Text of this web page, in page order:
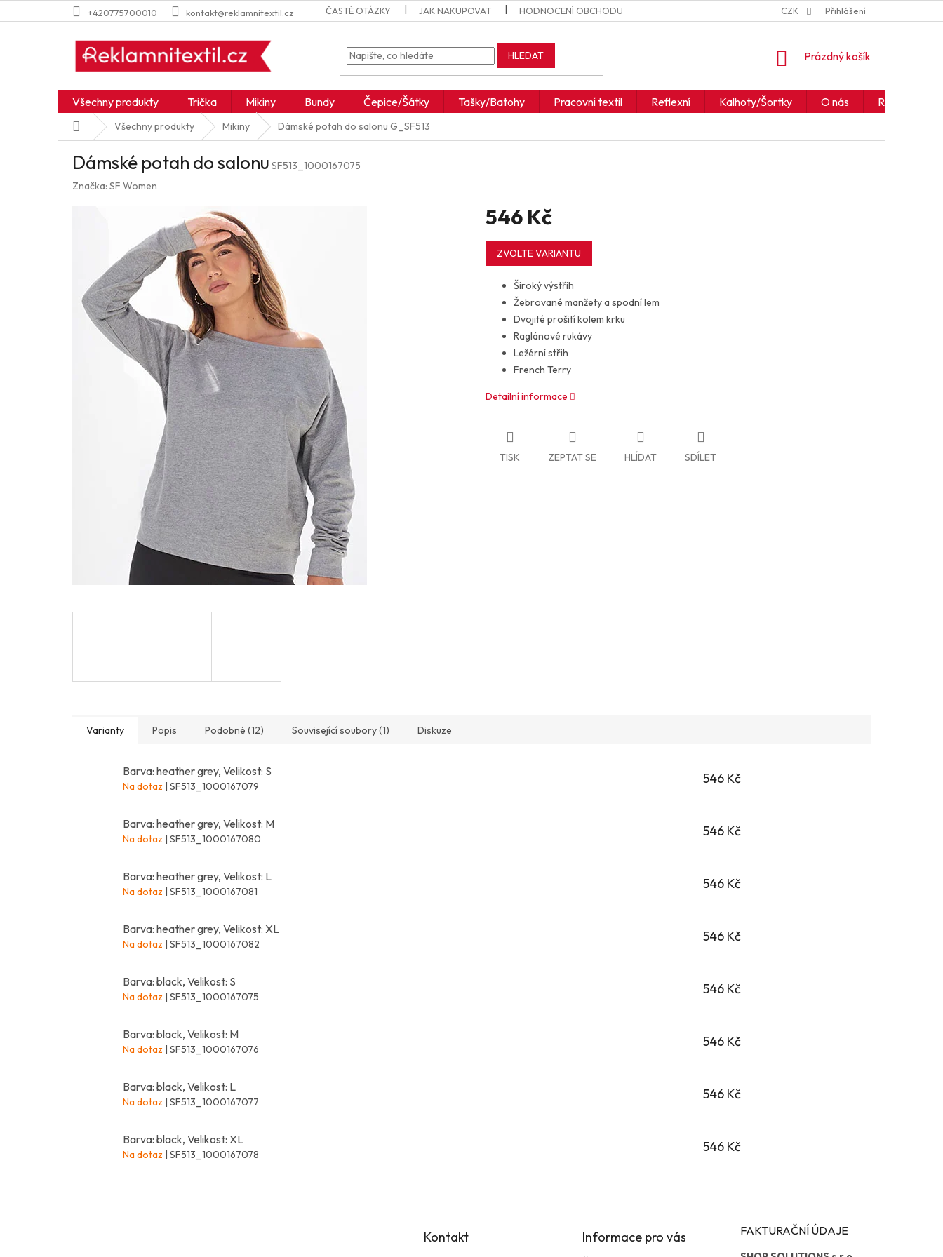
na
+420775700010 kontakt@reklamnitextil.cz ČASTÉ OTÁZKY JAK NAKUPOVAT HODNOCENÍ OBCHODU JAK ČÍST IKONY A SYMBOLY OBCHODNÍ
CZK Přihlášení
HLEDAT
NÁKUPNÍ
Prázdný košík
Všechny produkty Trička Mikiny Bundy Čepice/Šátky Tašky/Batohy Pracovní textil Reflexní Kalhoty/Šortky O nás Realizace
Domů Všechny produkty Mikiny Dámské potah do salonu G_SF513
Dámské potah do salonu SF513_1000167075
Značka: SF Women
546 Kč
Měrná
cena:
ZVOLTE VARIANTU
Široký výstřih
Žebrované manžety a spodní lem
Dvojité prošití kolem krku
Raglánové rukávy
Ležérní střih
French Terry
Detailní informace
TISK ZEPTAT SE HLÍDAT SDÍLET
Varianty Popis Podobné (12) Související soubory (1) Diskuze
Barva: heather grey, Velikost: S
Na dotaz | SF513_1000167079
546 Kč
Barva: heather grey, Velikost: M
Na dotaz | SF513_1000167080
546 Kč
Barva: heather grey, Velikost: L
Na dotaz | SF513_1000167081
546 Kč
Barva: heather grey, Velikost: XL
Na dotaz | SF513_1000167082
546 Kč
Barva: black, Velikost: S
Na dotaz | SF513_1000167075
546 Kč
Barva: black, Velikost: M
Na dotaz | SF513_1000167076
546 Kč
Barva: black, Velikost: L
Na dotaz | SF513_1000167077
546 Kč
Barva: black, Velikost: XL
Na dotaz | SF513_1000167078
546 Kč
Kontakt Informace pro vás FAKTURAČNÍ ÚDAJE